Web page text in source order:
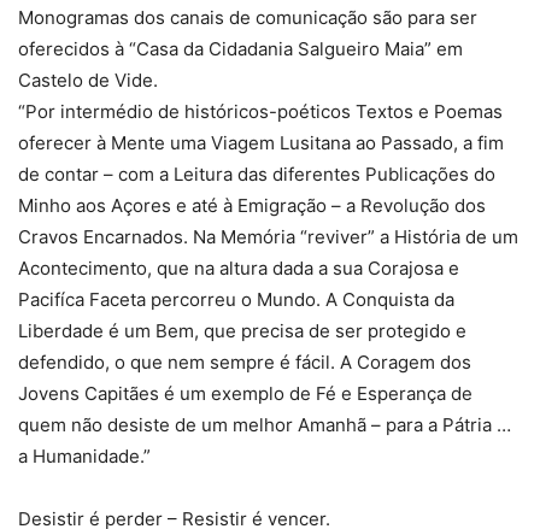
Monogramas dos canais de comunicação são para ser
oferecidos à “Casa da Cidadania Salgueiro Maia” em
Castelo de Vide.
“Por intermédio de históricos-poéticos Textos e Poemas
oferecer à Mente uma Viagem Lusitana ao Passado, a fim
de contar – com a Leitura das diferentes Publicações do
Minho aos Açores e até à Emigração – a Revolução dos
Cravos Encarnados. Na Memória “reviver” a História de um
Acontecimento, que na altura dada a sua Corajosa e
Pacifíca Faceta percorreu o Mundo. A Conquista da
Liberdade é um Bem, que precisa de ser protegido e
defendido, o que nem sempre é fácil. A Coragem dos
Jovens Capitães é um exemplo de Fé e Esperança de
quem não desiste de um melhor Amanhã – para a Pátria …
a Humanidade.”
Desistir é perder – Resistir é vencer.